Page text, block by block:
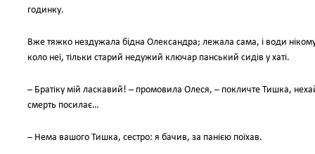
годинку.
Вже тяжко нездужала бідна Олександра; лежала сама, і води
коло неї, тільки старий недужий ключар панський сидів у хаті.
– Братіку мій ласкавий! – промовила Олеся, – покличте Тишка,
смерть посилає…
– Нема вашого Тишка, сестро: я бачив, за панією поїхав.